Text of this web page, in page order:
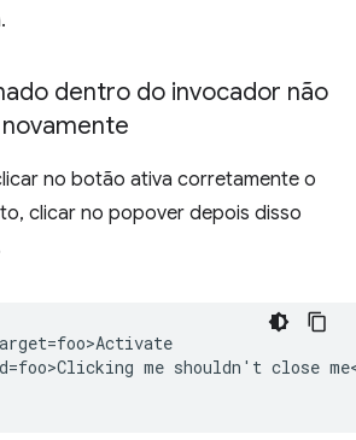
dentro do invocador não
no botão ativa corretamente o
clicar no popover depois disso
me shouldn't close